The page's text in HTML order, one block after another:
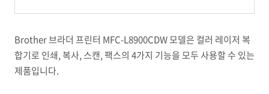
Brother 브라더 프린터 MFC-L8900CDW 모델은 컬러 레이저 복
합기로 인쇄, 복사, 스캔, 팩스의 4가지 기능을 모두 사용할 수 있는
제품입니다.